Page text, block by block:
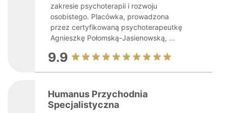
zakresie psychoterapii i rozwoju
osobistego. Placówka, prowadzona
przez certyfikowaną psychoterapeutkę
Agnieszkę Połomską-Jasienowską, ...
9.9
Humanus Przychodnia
Specjalistyczna